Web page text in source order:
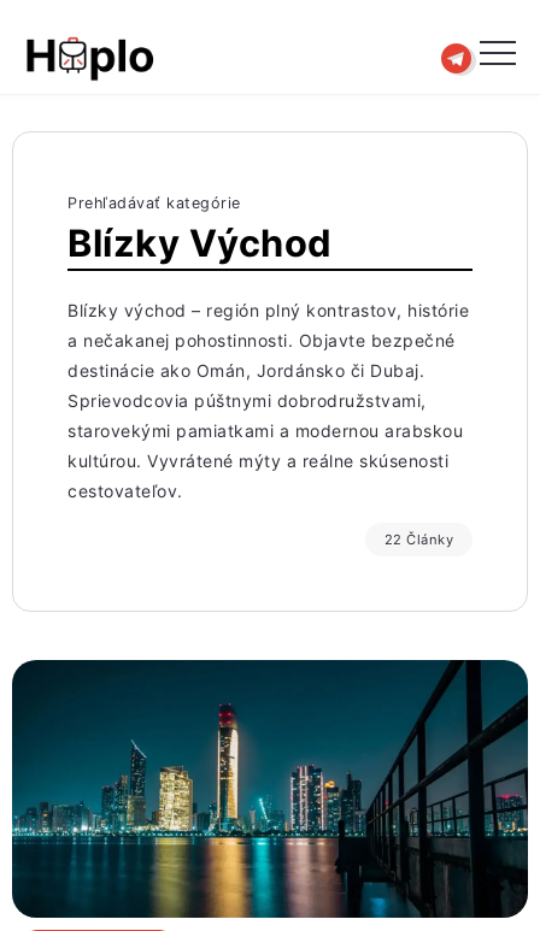
Prehľadávať kategórie
Blízky Východ
Blízky východ – región plný kontrastov, histórie
a nečakanej pohostinnosti. Objavte bezpečné
destinácie ako Omán, Jordánsko či Dubaj.
Sprievodcovia púštnymi dobrodružstvami,
starovekými pamiatkami a modernou arabskou
kultúrou. Vyvrátené mýty a reálne skúsenosti
cestovateľov.
22 Články